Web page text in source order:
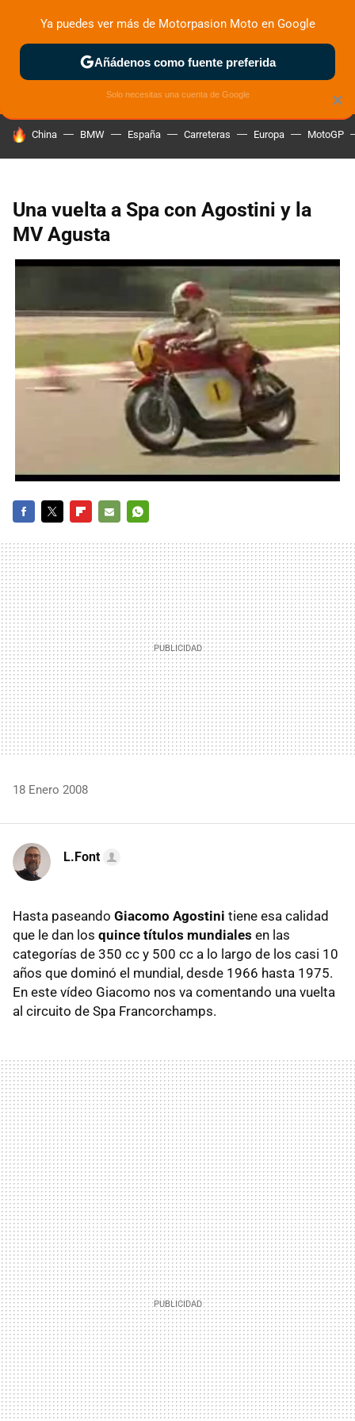
ZONA DE PRUEBAS DEPORTIVAS MOTOS ELÉCTRICAS
HOY SE HABLA DE
China BMW España Carreteras Europa MotoGP
Una vuelta a Spa con Agostini y la
MV Agusta
MAIL
18 Enero 2008
L.Font
Hasta paseando Giacomo Agostini tiene esa calidad
que le dan los quince títulos mundiales en las
categorías de 350 cc y 500 cc a lo largo de los casi 10
años que dominó el mundial, desde 1966 hasta 1975.
En este vídeo Giacomo nos va comentando una vuelta
al circuito de Spa Francorchamps.
×
Ya puedes ver más de Motorpasion Moto en Google
Añádenos como fuente preferida
Solo necesitas una cuenta de Google